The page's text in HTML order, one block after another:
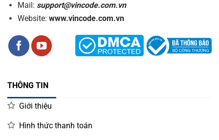
Mail: support@vincode.com.vn
Website: www.vincode.com.vn
THÔNG TIN
Giới thiệu
Hình thức thanh toán